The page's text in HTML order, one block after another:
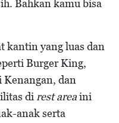
Bahkan kamu bisa
kantin yang luas dan
Burger King,
dan
di rest areaini
anak serta